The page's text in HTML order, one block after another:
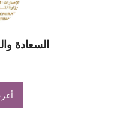
السعادة